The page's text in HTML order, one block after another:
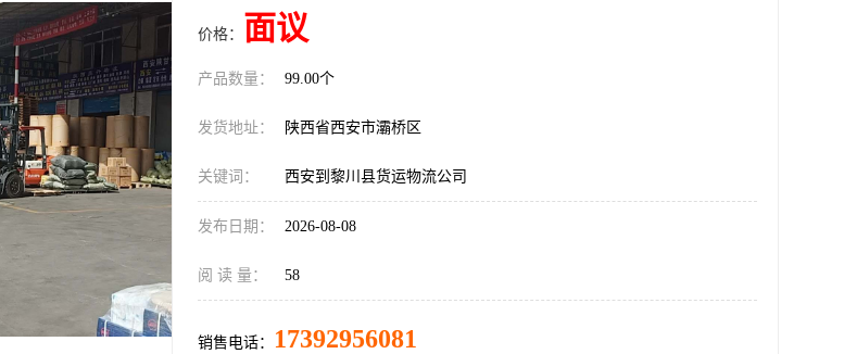
价格： 面议
产品数量： 99.00个
发货地址： 陕西省西安市灞桥区
关键词： 西安到黎川县货运物流公司
发布日期： 2026-08-08
阅 读 量： 58
销售电话： 17392956081